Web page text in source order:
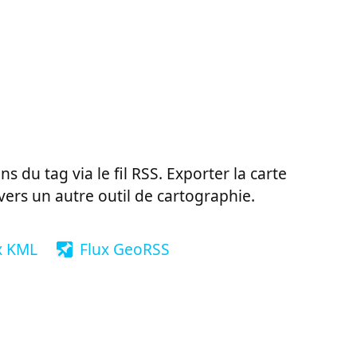
du tag via le fil RSS. Exporter la carte
un autre outil de cartographie.
KML Flux GeoRSS